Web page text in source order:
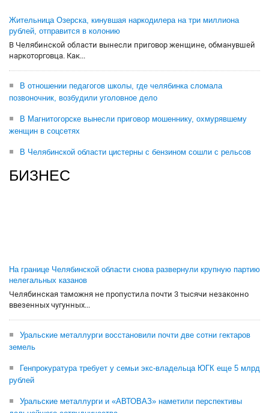
Жительница Озерска, кинувшая наркодилера на три миллиона
рублей, отправится в колонию
В Челябинской области вынесли приговор женщине, обманувшей
наркоторговца. Как...
В отношении педагогов школы, где челябинка сломала
позвоночник, возбудили уголовное дело
В Магнитогорске вынесли приговор мошеннику, охмурявшему
женщин в соцсетях
В Челябинской области цистерны с бензином сошли с рельсов
БИЗНЕС
На границе Челябинской области снова развернули крупную партию
нелегальных казанов
Челябинская таможня не пропустила почти 3 тысячи незаконно
ввезенных чугунных...
Уральские металлурги восстановили почти две сотни гектаров
земель
Генпрокуратура требует у семьи экс-владельца ЮГК еще 5 млрд
рублей
Уральские металлурги и «АВТОВАЗ» наметили перспективы